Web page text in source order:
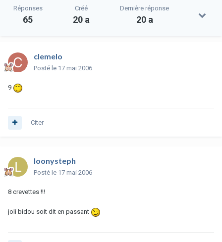
Réponses
65
Créé
20 a
Dernière réponse
20 a
clemelo
Posté le 17 mai 2006
9
Citer
loonysteph
Posté le 17 mai 2006
8 crevettes !!!
joli bidou soit dit en passant